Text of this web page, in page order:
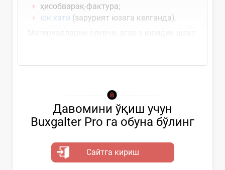
ҳисобварақ-фактура;
юк хати (зарурият юзага келганда).
Давомини ўқиш учун
Buxgalter Pro га обуна бўлинг
Сайтга кириш